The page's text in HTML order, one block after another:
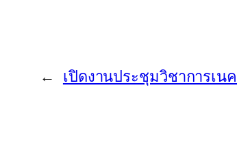
← เปิดงานประชุมวิชาการเน